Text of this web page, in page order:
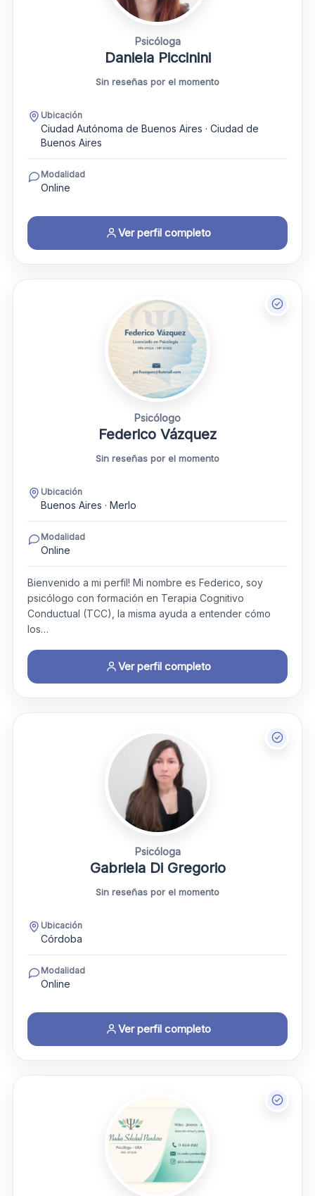
Psicóloga
Daniela Piccinini
Sin reseñas por el momento
Ubicación
Ciudad Autónoma de Buenos Aires · Ciudad de
Buenos Aires
Modalidad
Online
Ver perfil completo
Psicólogo
Federico Vázquez
Sin reseñas por el momento
Ubicación
Buenos Aires · Merlo
Modalidad
Online
Bienvenido a mi perfil! Mi nombre es Federico, soy
psicólogo con formación en Terapia Cognitivo
Conductual (TCC), la misma ayuda a entender cómo
los…
Ver perfil completo
Psicóloga
Gabriela Di Gregorio
Sin reseñas por el momento
Ubicación
Córdoba
Modalidad
Online
Ver perfil completo